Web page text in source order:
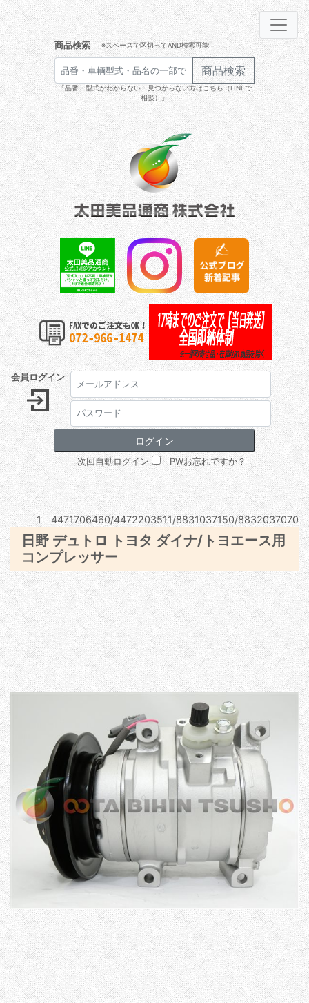
商品検索 ※スペースで区切ってAND検索可能
商品検索
「品番・型式がわからない・見つからない方はこちら（LINEで
相談）」
会員ログイン
次回自動ログイン PWお忘れですか？
1 4471706460/4472203511/8831037150/8832037070
日野 デュトロ トヨタ ダイナ/トヨエース用
コンプレッサー